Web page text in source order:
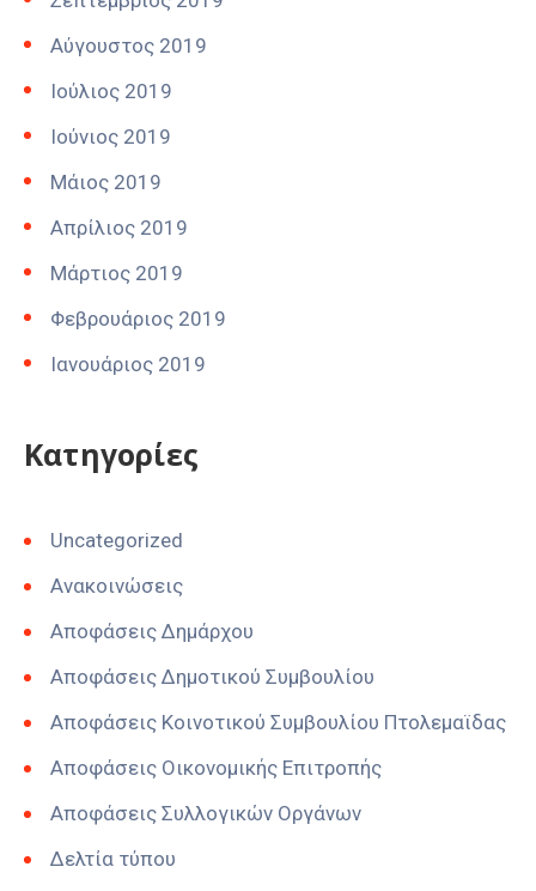
Αύγουστος 2019
Ιούλιος 2019
Ιούνιος 2019
Μάιος 2019
Απρίλιος 2019
Μάρτιος 2019
Φεβρουάριος 2019
Ιανουάριος 2019
Kατηγορίες
Uncategorized
Ανακοινώσεις
Αποφάσεις Δημάρχου
Αποφάσεις Δημοτικού Συμβουλίου
Αποφάσεις Κοινοτικού Συμβουλίου Πτολεμαϊδας
Αποφάσεις Οικονομικής Επιτροπής
Αποφάσεις Συλλογικών Οργάνων
Δελτία τύπου